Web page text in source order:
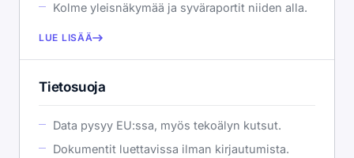
Kolme yleisnäkymää ja syväraportit niiden alla.
LUE LISÄÄ
Tietosuoja
Data pysyy EU:ssa, myös tekoälyn kutsut.
Dokumentit luettavissa ilman kirjautumista.